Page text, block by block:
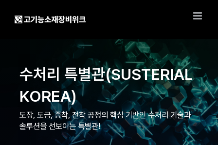
수처리 특별관(SUSTERIAL
KOREA)
도장, 도금, 증착, 전착 공정의 핵심 기반인 수처리 기술과
솔루션을 선보이는 특별관!